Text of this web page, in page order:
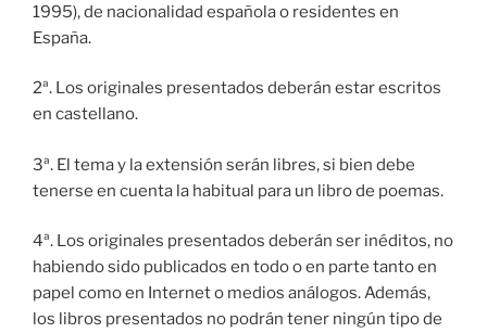
1995), de nacionalidad española o residentes en
España.
2ª. Los originales presentados deberán estar escritos
en castellano.
3ª. El tema y la extensión serán libres, si bien debe
tenerse en cuenta la habitual para un libro de poemas.
4ª. Los originales presentados deberán ser inéditos, no
habiendo sido publicados en todo o en parte tanto en
papel como en Internet o medios análogos. Además,
los libros presentados no podrán tener ningún tipo de